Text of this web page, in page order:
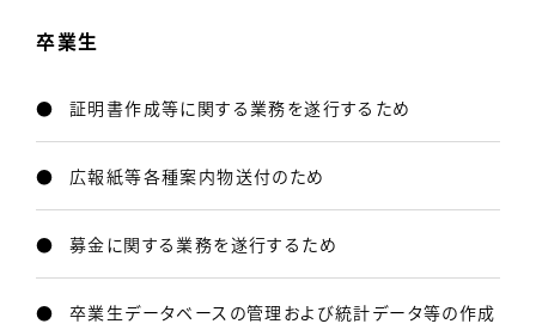
卒業生
証明書作成等に関する業務を遂行するため
広報紙等各種案内物送付のため
募金に関する業務を遂行するため
卒業生データベースの管理および統計データ等の作成